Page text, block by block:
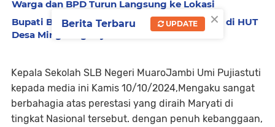
Warga dan BPD Turun Langsung ke Lokasi
Bupati BBS Perkenalkan Program BERBAKTI di HUT
Desa Mingkung Jaya
Kepala Sekolah SLB Negeri MuaroJambi Umi Pujiastuti
kepada media ini Kamis 10/10/2024,Mengaku sangat
berbahagia atas perestasi yang diraih Maryati di
tingkat Nasional tersebut. dengan penuh kebanggaan,
×
Berita Terbaru UPDATE